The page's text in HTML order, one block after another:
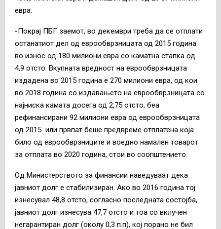
евра.
-Покрај ПБГ заемот, во декември треба да се отплати
останатиот дел од еврообврзницата од 2015 година
во износ од 180 милиони евра со каматна стапка од
4,9 отсто. Вкупната вредност на еврообврзницата
издадена во 2015 година е 270 милиони евра, од кои
во 2018 година со издавањето на еврообврзницата со
најниска камата досега од 2,75 отсто, беа
рефинансирани 92 милиони евра од еврообврзницата
од 2015 или првпат беше предвреме отплатена која
било од еврообврзниците и воедно намален товарот
за отплата во 2020 година, стои во соопштението.
Од Министерството за финансии наведуваат дека
јавниот долг е стабилизиран. Ако во 2016 година тој
изнесувал 48,8 отсто, согласно последната состојба,
јавниот долг изнесува 47,7 отсто и тоа со вклучен
негарантиран долг (околу 0,3 п.п), кој порано не бил